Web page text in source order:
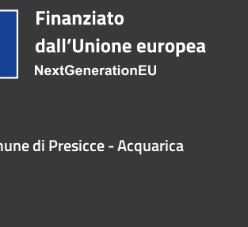
di Presicce - Acquarica